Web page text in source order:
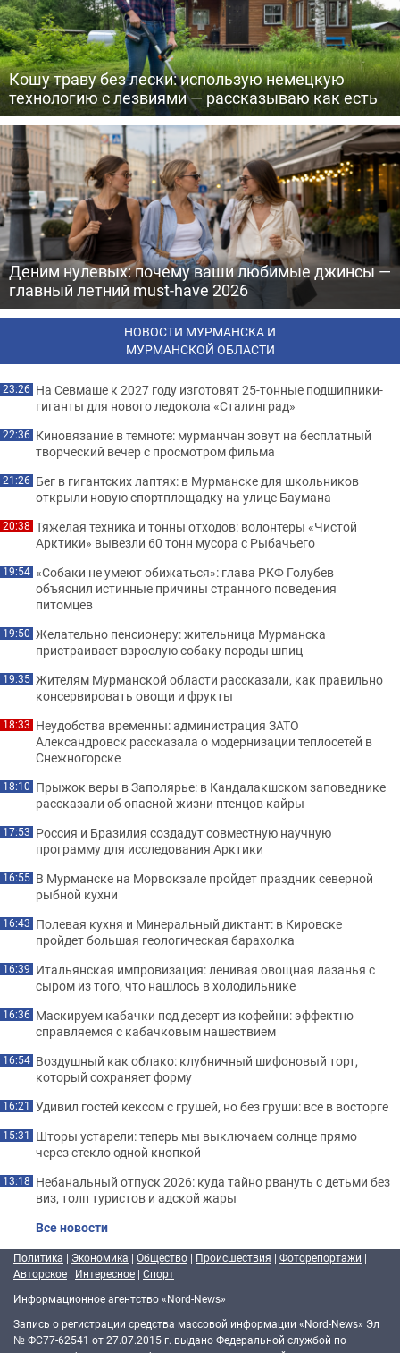
Кошу траву без лески: использую немецкую
технологию с лезвиями — рассказываю как есть
Деним нулевых: почему ваши любимые джинсы —
главный летний must-have 2026
НОВОСТИ МУРМАНСКА И
МУРМАНСКОЙ ОБЛАСТИ
23:26 На Севмаше к 2027 году изготовят 25-тонные подшипники-
гиганты для нового ледокола «Сталинград»
22:36 Киновязание в темноте: мурманчан зовут на бесплатный
творческий вечер с просмотром фильма
21:26 Бег в гигантских лаптях: в Мурманске для школьников
открыли новую спортплощадку на улице Баумана
20:38 Тяжелая техника и тонны отходов: волонтеры «Чистой
Арктики» вывезли 60 тонн мусора с Рыбачьего
19:54 «Собаки не умеют обижаться»: глава РКФ Голубев
объяснил истинные причины странного поведения
питомцев
19:50 Желательно пенсионеру: жительница Мурманска
пристраивает взрослую собаку породы шпиц
19:35 Жителям Мурманской области рассказали, как правильно
консервировать овощи и фрукты
18:33 Неудобства временны: администрация ЗАТО
Александровск рассказала о модернизации теплосетей в
Снежногорске
18:10 Прыжок веры в Заполярье: в Кандалакшском заповеднике
рассказали об опасной жизни птенцов кайры
17:53 Россия и Бразилия создадут совместную научную
программу для исследования Арктики
16:55 В Мурманске на Морвокзале пройдет праздник северной
рыбной кухни
16:43 Полевая кухня и Минеральный диктант: в Кировске
пройдет большая геологическая барахолка
16:39 Итальянская импровизация: ленивая овощная лазанья с
сыром из того, что нашлось в холодильнике
16:36 Маскируем кабачки под десерт из кофейни: эффектно
справляемся с кабачковым нашествием
16:54 Воздушный как облако: клубничный шифоновый торт,
который сохраняет форму
16:21 Удивил гостей кексом с грушей, но без груши: все в восторге
15:31 Шторы устарели: теперь мы выключаем солнце прямо
через стекло одной кнопкой
13:18 Небанальный отпуск 2026: куда тайно рвануть с детьми без
виз, толп туристов и адской жары
Все новости
Политика | Экономика | Общество | Происшествия | Фоторепортажи |
Авторское | Интересное | Спорт
Информационное агентство «Nord-News»
Запись о регистрации средства массовой информации «Nord-News» Эл
№ ФС77-62541 от 27.07.2015 г. выдано Федеральной службой по